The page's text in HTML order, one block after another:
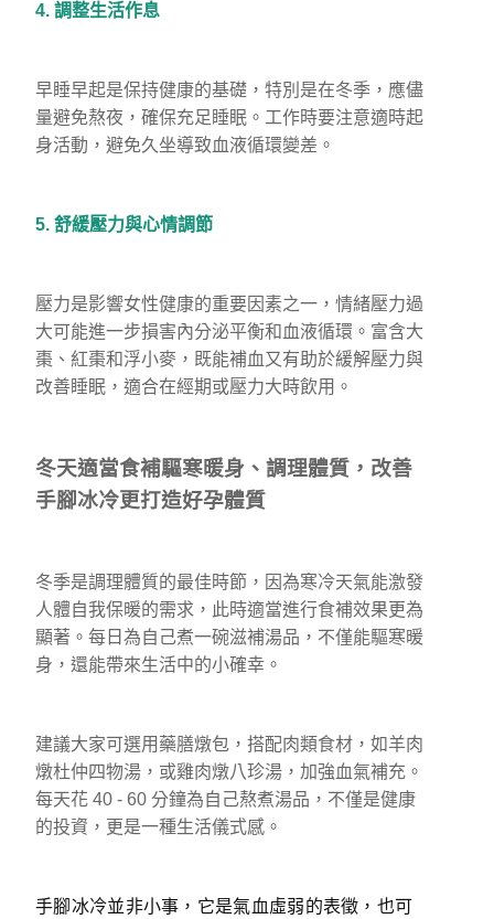
4. 調整生活作息
早睡早起是保持健康的基礎，特別是在冬季，應儘
量避免熬夜，確保充足睡眠。工作時要注意適時起
身活動，避免久坐導致血液循環變差。
5. 舒緩壓力與心情調節
壓力是影響女性健康的重要因素之一，情緒壓力過
大可能進一步損害內分泌平衡和血液循環。富含大
棗、紅棗和浮小麥，既能補血又有助於緩解壓力與
改善睡眠，適合在經期或壓力大時飲用。
冬天適當食補驅寒暖身、調理體質，改善
手腳冰冷更打造好孕體質
冬季是調理體質的最佳時節，因為寒冷天氣能激發
人體自我保暖的需求，此時適當進行食補效果更為
顯著。每日為自己煮一碗滋補湯品，不僅能驅寒暖
身，還能帶來生活中的小確幸。
建議大家可選用藥膳燉包，搭配肉類食材，如羊肉
燉杜仲四物湯，或雞肉燉八珍湯，加強血氣補充。
每天花 40 - 60 分鐘為自己熬煮湯品，不僅是健康
的投資，更是一種生活儀式感。
手腳冰冷並非小事，它是氣血虛弱的表徵，也可